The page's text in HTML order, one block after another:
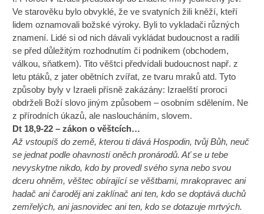
Ve starověku bylo obvyklé, že ve svatyních žili kněží, kteří
lidem oznamovali božské výroky. Byli to vykladači různých
znamení. Lidé si od nich dávali vykládat budoucnost a radili
se před důležitým rozhodnutím či podnikem (obchodem,
válkou, sňatkem). Tito věštci předvídali budoucnost např. z
letu ptáků, z jater obětních zvířat, ze tvaru mraků atd. Tyto
způsoby byly v Izraeli přísně zakázány: Izraelští proroci
obdrželi Boží slovo jiným způsobem – osobním sdělením. Ne
z přírodních úkazů, ale nasloucháním, slovem.
Dt 18,9-22 – zákon o věštcích…
Až vstoupíš do země, kterou ti dává Hospodin, tvůj Bůh, neuč
se jednat podle ohavností oněch pronárodů. Ať se u tebe
nevyskytne nikdo, kdo by provedl svého syna nebo svou
dceru ohněm, věštec obírající se věštbami, mrakopravec ani
hadač ani čaroděj ani zaklínač ani ten, kdo se doptává duchů
zemřelých, ani jasnovidec ani ten, kdo se dotazuje mrtvých.